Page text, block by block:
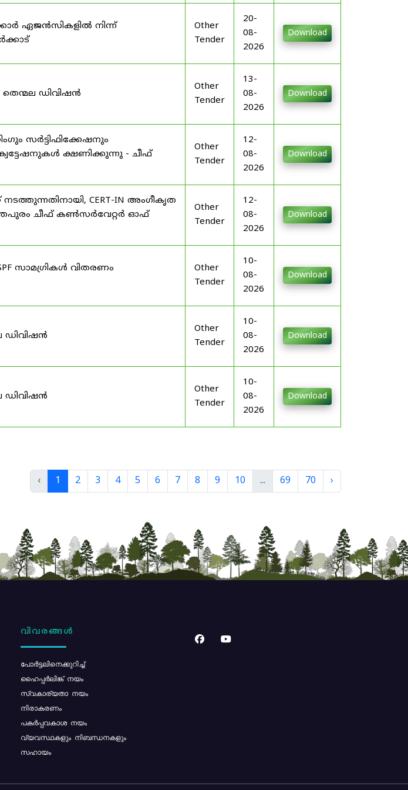
ഏജൻസികളിൽ നിന്ന്
Other
Tender
20-
08-
2026
Download
ഡിവിഷൻ
Other
Tender
13-
08-
2026
Download
സർട്ടിഫിക്കേഷനും
ക്ഷണിക്കുന്നു - ചീഫ്
Other
Tender
12-
08-
2026
Download
CERT-IN അംഗീകൃത
ചീഫ് കൺസർവേറ്റർ ഓഫ്
Other
Tender
12-
08-
2026
Download
സാമഗ്രികൾ വിതരണം
Other
Tender
10-
08-
2026
Download
ഡിവിഷൻ
Other
Tender
10-
08-
2026
Download
ഡിവിഷൻ
Other
Tender
10-
08-
2026
Download
‹ 1 2 3 4 5 6 7 8 9 10 ... 69 70 ›
വിവരങ്ങൾ
പോര്‍ട്ടലിനെക്കുറിച്ച്
ഹൈപ്പർലിങ്ക് നയം
സ്വകാര്യതാ നയം
നിരാകരണം
പകർപ്പവകാശ നയം
വ്യവസ്ഥകളും നിബന്ധനകളും
സഹായം